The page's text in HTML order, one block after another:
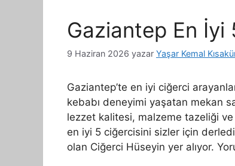
Gaziantep En İyi
9 Haziran 2026 yazar Yaşar Kemal
Gaziantep’te en iyi ciğerci
kebabı deneyimi yaşatan mekan
lezzet kalitesi, malzeme tazeliği
en iyi 5 ciğercisini sizler için
olan Ciğerci Hüseyin yer alıyor.